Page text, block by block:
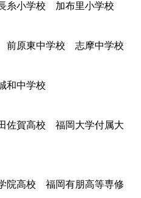
小学校 加布里小学校
原東中学校 志摩中学校
和中学校
賀高校 福岡大学付属大
高校 福岡有朋高等専修